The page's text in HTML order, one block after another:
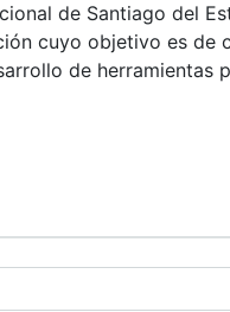
de Santiago del
cuyo objetivo es de
de herramientas